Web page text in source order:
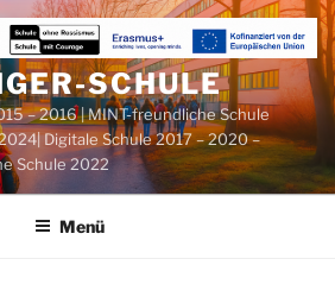
SCHULE
– 2016 | MINT-freundliche Schule
Digitale Schule 2017 – 2020 –
Schule 2022
Menü